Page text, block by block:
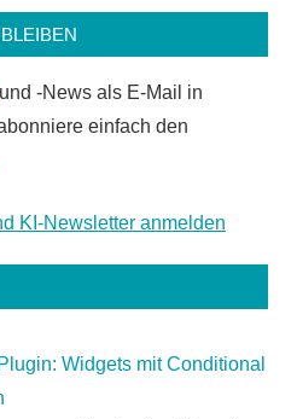
und -News als E-Mail in
einfach den
Widgets mit Conditional